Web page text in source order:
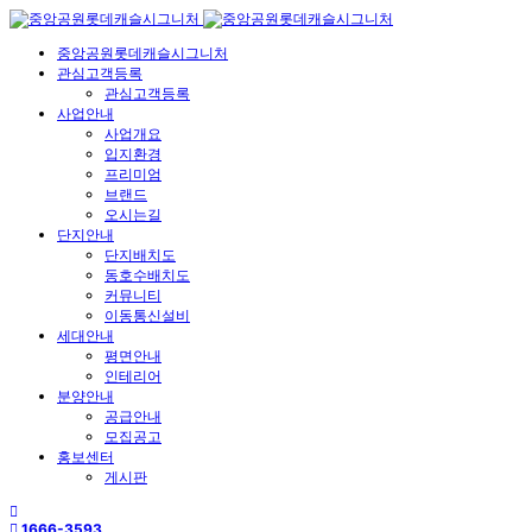
중앙공원롯데캐슬시그니처
관심고객등록
관심고객등록
사업안내
사업개요
입지환경
프리미엄
브랜드
오시는길
단지안내
단지배치도
동호수배치도
커뮤니티
이동통신설비
세대안내
평면안내
인테리어
분양안내
공급안내
모집공고
홍보센터
게시판